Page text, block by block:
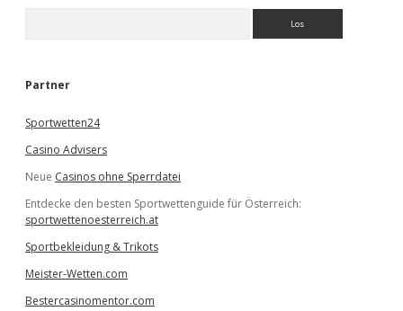
e
Partner
Sportwetten24
Casino Advisers
Neue Casinos ohne Sperrdatei
Entdecke den besten Sportwettenguide für Österreich:
sportwettenoesterreich.at
Sportbekleidung & Trikots
Meister-Wetten.com
Bestercasinomentor.com